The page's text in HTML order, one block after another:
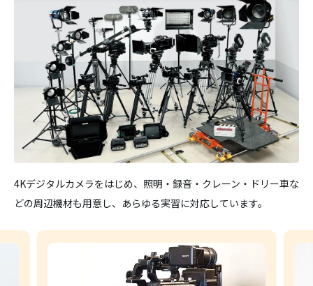
4Kデジタルカメラをはじめ、照明・録音・クレーン・ドリー車な
どの周辺機材も用意し、あらゆる実習に対応しています。